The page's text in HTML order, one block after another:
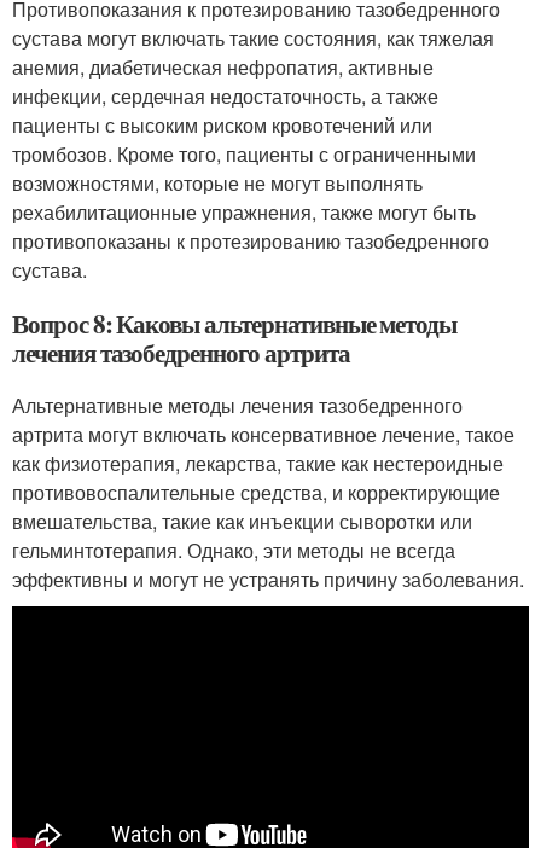
Противопоказания к протезированию тазобедренного
сустава могут включать такие состояния, как тяжелая
анемия, диабетическая нефропатия, активные
инфекции, сердечная недостаточность, а также
пациенты с высоким риском кровотечений или
тромбозов. Кроме того, пациенты с ограниченными
возможностями, которые не могут выполнять
рехабилитационные упражнения, также могут быть
противопоказаны к протезированию тазобедренного
сустава.
Вопрос 8: Каковы альтернативные методы
лечения тазобедренного артрита
Альтернативные методы лечения тазобедренного
артрита могут включать консервативное лечение, такое
как физиотерапия, лекарства, такие как нестероидные
противовоспалительные средства, и корректирующие
вмешательства, такие как инъекции сыворотки или
гельминтотерапия. Однако, эти методы не всегда
эффективны и могут не устранять причину заболевания.